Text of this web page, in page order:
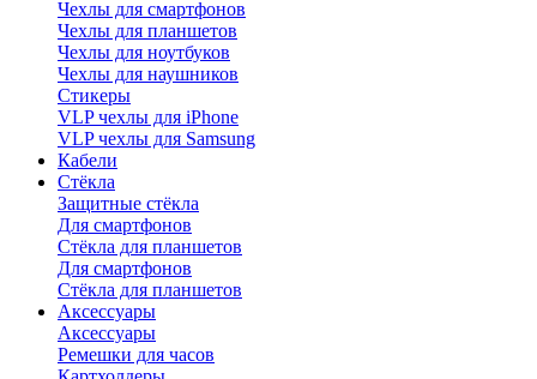
Чехлы для смартфонов
Чехлы для планшетов
Чехлы для ноутбуков
Чехлы для наушников
Стикеры
VLP чехлы для iPhone
VLP чехлы для Samsung
Кабели
Стёкла
Защитные стёкла
Для смартфонов
Стёкла для планшетов
Для смартфонов
Стёкла для планшетов
Аксессуары
Аксессуары
Ремешки для часов